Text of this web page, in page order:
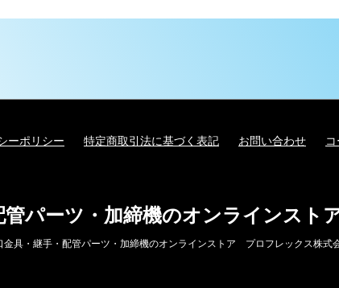
ーポリシー 特定商取引法に基づく表記 お問い合わせ
管パーツ・加締機のオンラインス
金具・継手・配管パーツ・加締機のオンラインストア プロフレックス株式